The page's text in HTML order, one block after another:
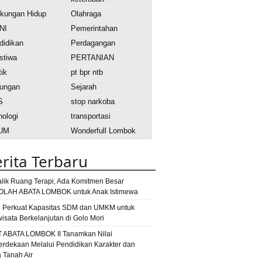
Hidup
Olahraga
Pemerintahan
Perdagangan
PERTANIAN
pt bpr ntb
Sejarah
stop narkoba
transportasi
Wonderfull Lombok
Lombok Utara DBD disdukcapil
dokter kecil dokter kecil award 2015
dprd e-warung gagal panen
rinjani jalan rusak jembatan
roboh lombok lombok fm
tengah lombok
lotim
Terbaru
Ruang Terapi, Ada Komitmen Besar
ABATA LOMBOK untuk Anak Istimewa
Perkuat Kapasitas SDM dan UMKM untuk
Berkelanjutan di Golo Mori
ABATA LOMBOK II Tanamkan Nilai
Melalui Pendidikan Karakter dan
Tanah Air